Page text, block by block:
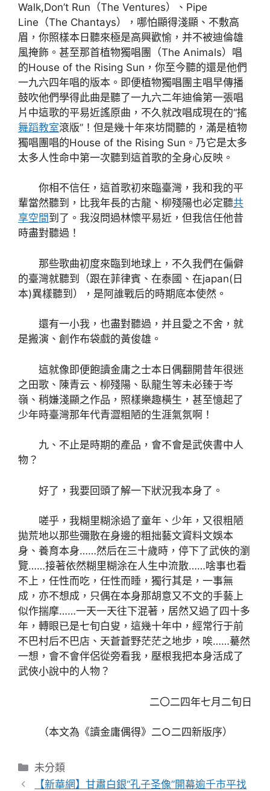
Walk,Don’t Run（The Ventures）、Pipe
Line（The Chantays），哪怕顯得淺顯、不敷高
眉，你照樣本日聽來極是高興歡愉，并不被迪倫雄
風掩飾。甚至那首植物獨唱團（The Animals）唱
的House of the Rising Sun，你至今聽的還是他們
一九六四年唱的版本。即便植物獨唱團主唱早傳播
鼓吹他們學得此曲是聽了一九六二年迪倫第一張唱
片中這歌的平易近謠原曲，不久就改唱成現在的“搖
舞蹈教室滾版”！但是幾十年來坊間聽的，滿是植物
獨唱團唱的House of the Rising Sun。乃它是太多
太多人性命中第一次聽到這首歌的全身心反映。
你相不信任，這首歌初來臨臺灣，我和我的平
輩當然聽到，比我年長的古龍、柳殘陽也必定聽共
享空間到了。我沒問過林懷平易近，但我信任他昔
時盡對聽過！
那些歌曲初度來臨到地球上，不久我們在偏僻
的臺灣就聽到（跟在菲律賓、在泰國、在japan(日
本)異樣聽到），是阿誰戰后的時期底本使然。
還有一小我，也盡對聽過，并且愛之不舍，就
是搬演、創作布袋戲的黃俊雄。
這就像即便飽讀金庸之士本日偶翻開昔年很迷
之田歌、陳青云、柳殘陽、臥龍生等未必臻于岑
嶺、稍嫌淺顯之作品，照樣樂趣橫生，甚至憶起了
少年時臺灣那年代青澀粗陋的生涯氣氛啊！
九、不止是時期的產品，會不會是武俠書中人
物？
好了，我要回頭了解一下狀況我本身了。
嗟乎，我糊里糊涂過了童年、少年，又很粗陋
拋荒地以那些彌散在身邊的粗拙藝文資料文娛本
身、養育本身……然后在三十歲時，停下了武俠的瀏
覽……接著依然糊里糊涂在人生中流散……啥事也看
不上，任性而吃，任性而睡，獨行其是，一事無
成，亦不想成，只偶在本身那胡意又不文的手藝上
似作揣摩……一天一天往下混著，居然又過了四十多
年，轉眼已是七旬白叟，這幾十年中，經常行于前
不巴村后不巴店、天蒼蒼野茫茫之地步，唉……驀然
一想，會不會伴侶從旁看我，壓根我把本身活成了
武俠小說中的人物？
二〇二四年七月二旬日
（本文為《讀金庸偶得》二○二四新版序）
分
類
未分類
【新華網】甘肅白銀“孔子圣像”開幕逾千市平找